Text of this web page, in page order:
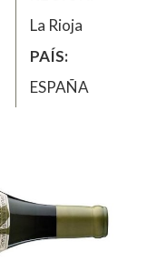
La Rioja
PAÍS
ESPAÑA